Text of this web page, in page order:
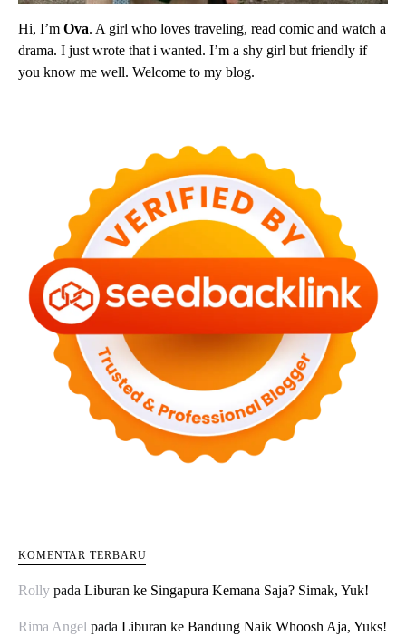
Hi, I’m Ova. A girl who loves traveling, read comic and watch a
drama. I just wrote that i wanted. I’m a shy girl but friendly if
you know me well. Welcome to my blog.
KOMENTAR TERBARU
Rolly pada Liburan ke Singapura Kemana Saja? Simak, Yuk!
Rima Angel pada Liburan ke Bandung Naik Whoosh Aja, Yuks!